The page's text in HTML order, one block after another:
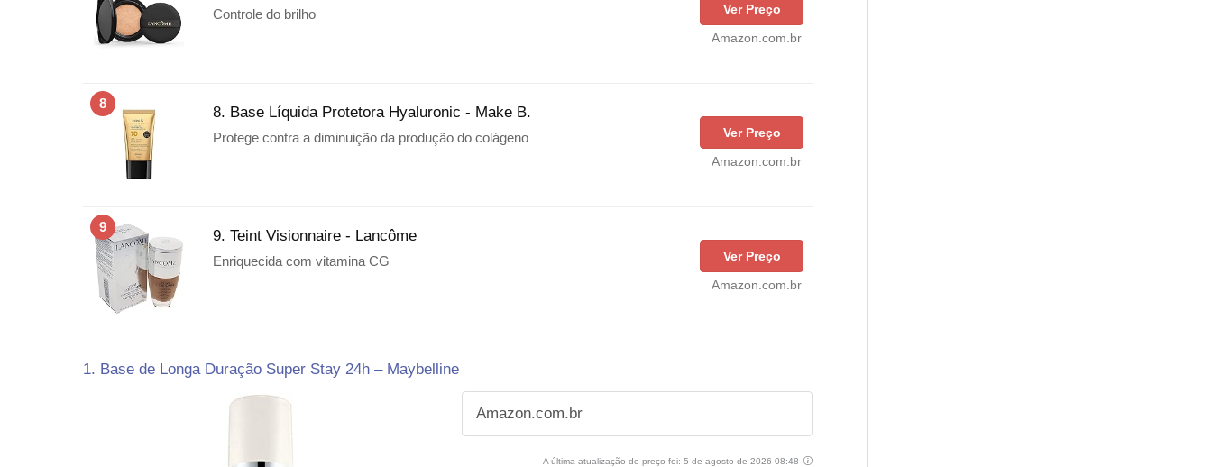
Controle do brilho
Ver Preço
Amazon.com.br
8
8. Base Líquida Protetora Hyaluronic - Make B.
Protege contra a diminuição da produção do colágeno
Ver Preço
Amazon.com.br
9
9. Teint Visionnaire - Lancôme
Enriquecida com vitamina CG
Ver Preço
Amazon.com.br
1. Base de Longa Duração Super Stay 24h – Maybelline
Amazon.com.br
A última atualização de preço foi: 5 de agosto de 2026 08:48